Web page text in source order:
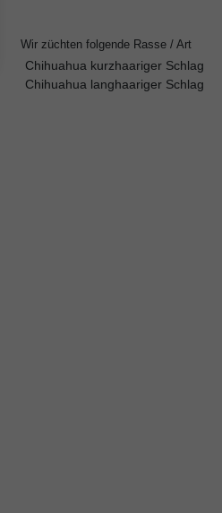
Wir züchten folgende Rasse / Art
Chihuahua kurzhaariger Schlag
Chihuahua langhaariger Schlag